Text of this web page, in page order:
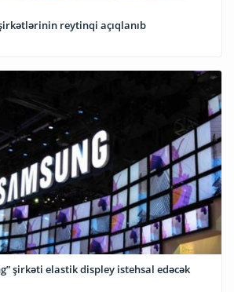
reytinqi açıqlanıb
şirkəti elastik displey istehsal edəcək